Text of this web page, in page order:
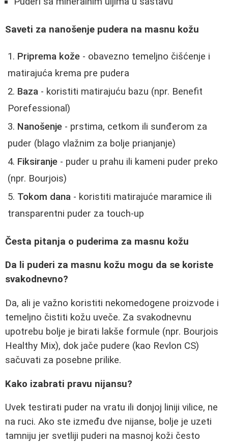
Saveti za nanošenje pudera na masnu kožu
Priprema kože - obavezno temeljno čišćenje i
matirajuća krema pre pudera
Baza - koristiti matirajuću bazu (npr. Benefit
Porefessional)
Nanošenje - prstima, cetkom ili sunđerom za
puder (blago vlažnim za bolje prianjanje)
Fiksiranje - puder u prahu ili kameni puder preko
(npr. Bourjois)
Tokom dana - koristiti matirajuće maramice ili
transparentni puder za touch-up
Česta pitanja o puderima za masnu kožu
Da li puderi za masnu kožu mogu da se koriste
svakodnevno?
Da, ali je važno koristiti nekomedogene proizvode i
temeljno čistiti kožu uveče. Za svakodnevnu
upotrebu bolje je birati lakše formule (npr. Bourjois
Healthy Mix), dok jače pudere (kao Revlon CS)
sačuvati za posebne prilike.
Kako izabrati pravu nijansu?
Uvek testirati puder na vratu ili donjoj liniji vilice, ne
na ruci. Ako ste između dve nijanse, bolje je uzeti
tamniju jer svetliji puderi na masnoj koži često